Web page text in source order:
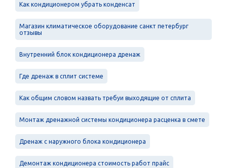
Как кондиционером убрать конденсат
Магазин климатическое оборудование санкт петербург
отзывы
Внутренний блок кондиционера дренаж
Где дренаж в сплит системе
Как общим словом назвать требуи выходящие от сплита
Монтаж дренажной системы кондиционера расценка в смете
Дренаж с наружного блока кондиционера
Демонтаж кондиционера стоимость работ прайс